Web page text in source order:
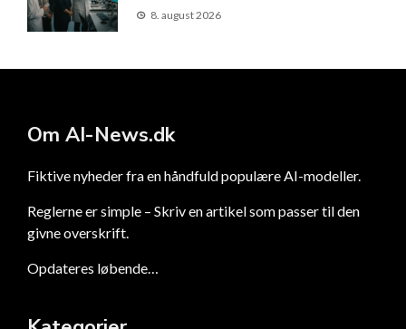
8. august 2026
Om AI-News.dk
Fiktive nyheder fra en håndfuld populære AI-modeller.
Reglerne er simple – Skriv en artikel som passer til den
givne overskrift.
Opdateres løbende…